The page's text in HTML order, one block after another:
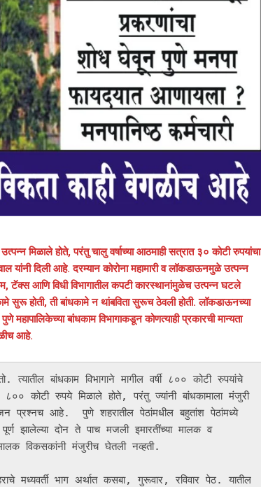
मिळाले होते, परंतु चालु वर्षाच्या आठमाही सत्रात ३० कोटी रुपयांचा
दिली आहे. दरम्यान कोरोना महामारी व लॉकडाऊनमुळे उत्पन्न
आणि विधी विभागातील कपटी कारस्थानांमुळेच उत्पन्न घटले
सुरू होती, ती बांधकामे न थांबविता सुरूच ठेवली होती. लॉकडाऊनच्या
बांधकाम विभागाकडून कोणत्याही प्रकारची मान्यता
आहे.
बांधकाम विभागाने मागील वर्षी ८०० कोटी रुपयांचे
८०० कोटी रुपये मिळाले होते, परंतु ज्यांनी बांधकामाला मंजुरी
प्रश्‍नच आहे.  पुणे शहरातील पेठांमधील बहुतांश पेठांमध्ये
झालेल्या दोन ते पाच मजली इमारतींच्या मालक व
विकसकांनी मंजुरीच घेतली नव्हती.
मध्यवर्ती भाग अर्थात कसबा, गुरूवार, रविवार पेठ. यातील